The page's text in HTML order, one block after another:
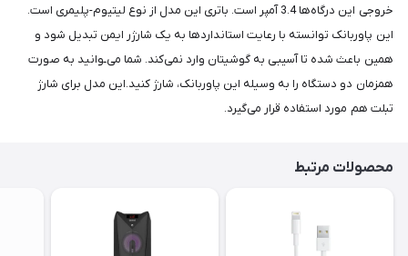
خروجی این درگاه‌ها 3.4 آمپر است. باتری این مدل از نوع لیتیوم-پلیمری است.
این پاوربانک توانسته با رعایت استانداردها به یک شارژر ایمن تبدیل شود و
همین باعث شده تا آسیبی به گوشیتان وارد نمی‌کند. شما می‌ـوانید به صورت
همزمان دو دستگاه را به وسیله این پاوربانک، شارژ کنید.این مدل برای شارژ
تبلت هم مورد استفاده قرار می‌گیرد.
محصولات مرتبط